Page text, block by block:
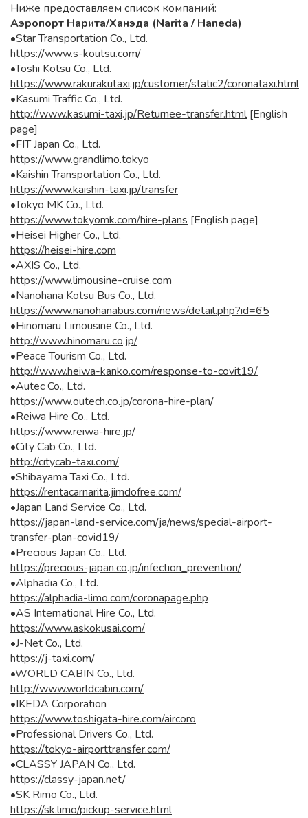
Ниже предоставляем список компаний:
Аэропорт Нарита/Ханэда (Narita / Haneda)
•Star Transportation Co., Ltd.
https://www.s-koutsu.com/
•Toshi Kotsu Co., Ltd.
https://www.rakurakutaxi.jp/customer/static2/coronataxi.html
•Kasumi Traffic Co., Ltd.
http://www.kasumi-taxi.jp/Returnee-transfer.html[English
page]
•FIT Japan Co., Ltd.
https://www.grandlimo.tokyo
•Kaishin Transportation Co., Ltd.
https://www.kaishin-taxi.jp/transfer
•Tokyo MK Co., Ltd.
https://www.tokyomk.com/hire-plans [English page]
•Heisei Higher Co., Ltd.
https://heisei-hire.com
•AXIS Co., Ltd.
https://www.limousine-cruise.com
•Nanohana Kotsu Bus Co., Ltd.
https://www.nanohanabus.com/news/detail.php?id=65
•Hinomaru Limousine Co., Ltd.
http://www.hinomaru.co.jp/
•Peace Tourism Co., Ltd.
http://www.heiwa-kanko.com/response-to-covit19/
•Autec Co., Ltd.
https://www.outech.co.jp/corona-hire-plan/
•Reiwa Hire Co., Ltd.
https://www.reiwa-hire.jp/
•City Cab Co., Ltd.
http://citycab-taxi.com/
•Shibayama Taxi Co., Ltd.
https://rentacarnarita.jimdofree.com/
•Japan Land Service Co., Ltd.
https://japan-land-service.com/ja/news/special-airport-
transfer-plan-covid19/
•Precious Japan Co., Ltd.
https://precious-japan.co.jp/infection_prevention/
•Alphadia Co., Ltd.
https://alphadia-limo.com/coronapage.php
•AS International Hire Co., Ltd.
https://www.askokusai.com/
•J-Net Co., Ltd.
https://j-taxi.com/
•WORLD CABIN Co., Ltd.
http://www.worldcabin.com/
•IKEDA Corporation
https://www.toshigata-hire.com/aircoro
•Professional Drivers Co., Ltd.
https://tokyo-airporttransfer.com/
•CLASSY JAPAN Co., Ltd.
https://classy-japan.net/
•SK Rimo Co., Ltd.
https://sk.limo/pickup-service.html